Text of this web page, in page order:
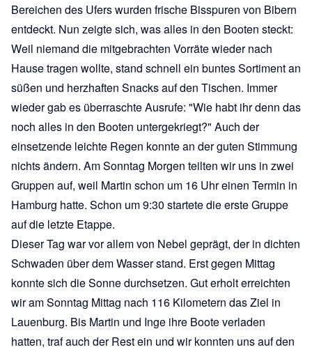
Bereichen des Ufers wurden frische Bisspuren von Bibern
entdeckt. Nun zeigte sich, was alles in den Booten steckt:
Weil niemand die mitgebrachten Vorräte wieder nach
Hause tragen wollte, stand schnell ein buntes Sortiment an
süßen und herzhaften Snacks auf den Tischen. Immer
wieder gab es überraschte Ausrufe: "Wie habt ihr denn das
noch alles in den Booten untergekriegt?" Auch der
einsetzende leichte Regen konnte an der guten Stimmung
nichts ändern. Am Sonntag Morgen teilten wir uns in zwei
Gruppen auf, weil Martin schon um 16 Uhr einen Termin in
Hamburg hatte. Schon um 9:30 startete die erste Gruppe
auf die letzte Etappe.
Dieser Tag war vor allem von Nebel geprägt, der in dichten
Schwaden über dem Wasser stand. Erst gegen Mittag
konnte sich die Sonne durchsetzen. Gut erholt erreichten
wir am Sonntag Mittag nach 116 Kilometern das Ziel in
Lauenburg. Bis Martin und Inge ihre Boote verladen
hatten, traf auch der Rest ein und wir konnten uns auf den